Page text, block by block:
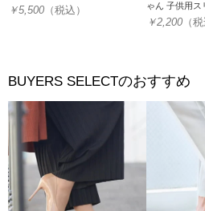
￥5,500 （税込）
ゃん 子供用ス
￥2,200 （
BUYERS SELECTのおすすめ